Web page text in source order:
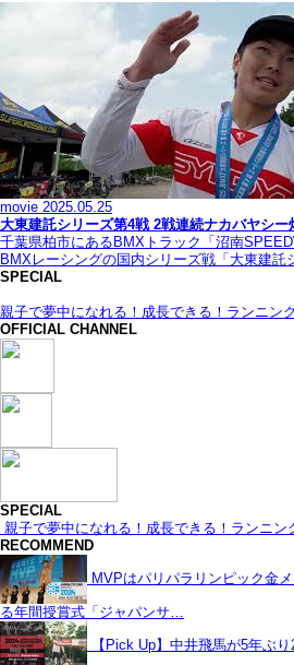
movie 2025.05.25
大東建託シリーズ第4戦 2戦連続ナカバヤシ
千葉県柏市にあるBMXトラック「沼南
BMXレーシングの国内シリーズ戦「大東建託
SPECIAL
親子で夢中になれる！成長できる！ランニン
OFFICIAL CHANNEL
SPECIAL
親子で夢中になれる！成長できる！ランニン
RECOMMEND
MVPはパリパラリンピック金
る年間授賞式「ジャパンサ…
【Pick Up】中井飛馬が5年ぶ